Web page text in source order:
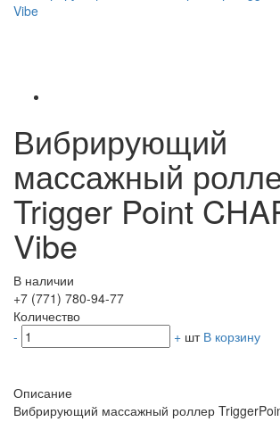
Вибрирующий
массажный
Trigger Point
Vibe
В наличии
+7 (771) 780-94-77
Количество
-
+ шт В корзину
Описание
Вибрирующий массажный роллер